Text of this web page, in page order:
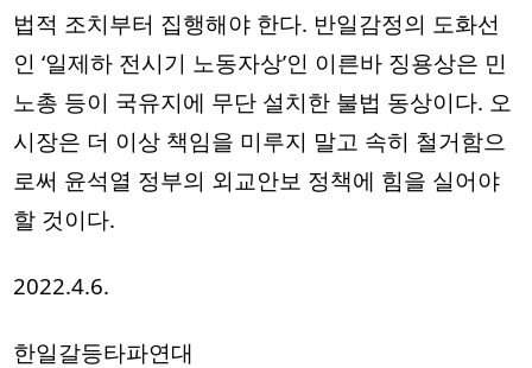
법적 조치부터 집행해야 한다. 반일감정의 도화선
인 ‘일제하 전시기 노동자상’인 이른바 징용상은 민
노총 등이 국유지에 무단 설치한 불법 동상이다. 오
시장은 더 이상 책임을 미루지 말고 속히 철거함으
로써 윤석열 정부의 외교안보 정책에 힘을 실어야
할 것이다.
2022.4.6.
한일갈등타파연대